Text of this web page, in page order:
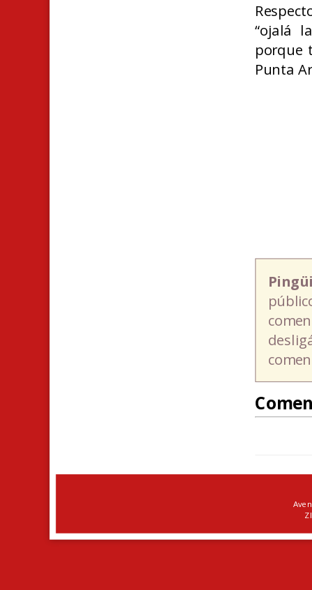
“ojalá
porque
Punta